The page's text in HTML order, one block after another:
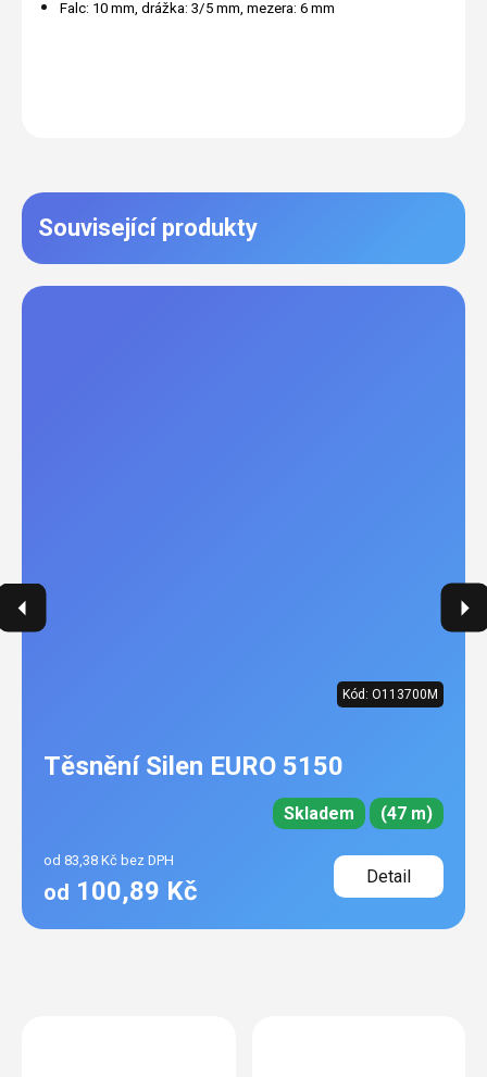
Falc: 10 mm, drážka: 3/5 mm, mezera: 6 mm
Související produkty
Kód: O113700M
Těsnění Silen EURO 5150
Skladem (47 m)
od 83,38 Kč bez DPH
od 100,89 Kč Detail